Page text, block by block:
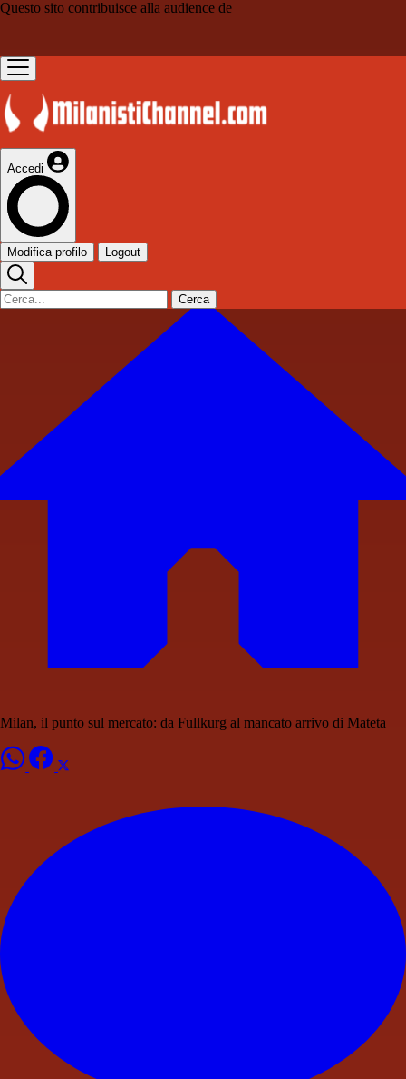
Questo sito contribuisce alla audience de
Accedi
Modifica profilo Logout
Cerca
Milan, il punto sul mercato: da Fullkurg al mancato arrivo di Mateta